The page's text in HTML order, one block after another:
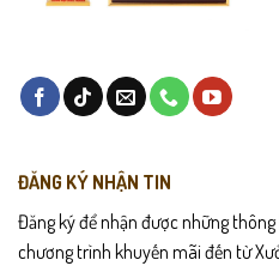
ĐĂNG KÝ NHẬN TIN
Đăng ký để nhận được những
chương trình khuyến mãi đến từ